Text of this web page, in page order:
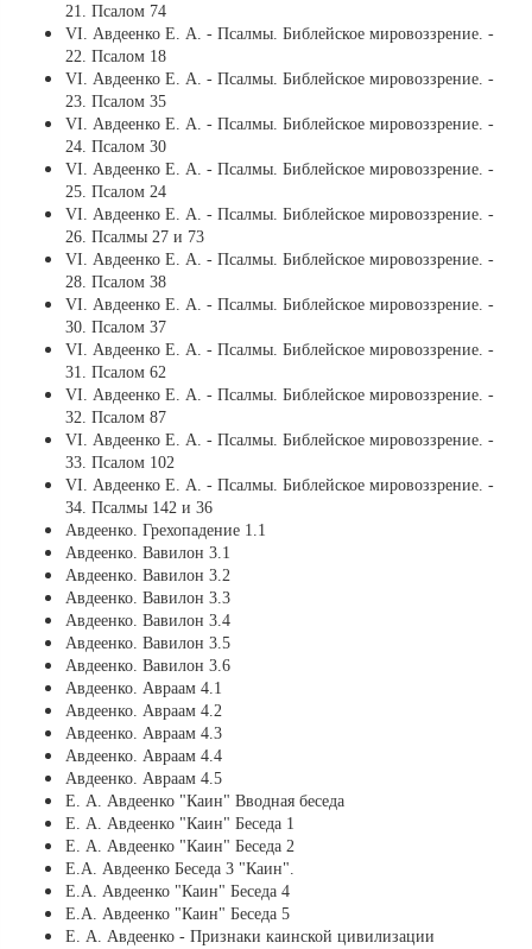
21. Псалом 74
VI. Авдеенко Е. А. - Псалмы. Библейское мировоззрение. -
22. Псалом 18
VI. Авдеенко Е. А. - Псалмы. Библейское мировоззрение. -
23. Псалом 35
VI. Авдеенко Е. А. - Псалмы. Библейское мировоззрение. -
24. Псалом 30
VI. Авдеенко Е. А. - Псалмы. Библейское мировоззрение. -
25. Псалом 24
VI. Авдеенко Е. А. - Псалмы. Библейское мировоззрение. -
26. Псалмы 27 и 73
VI. Авдеенко Е. А. - Псалмы. Библейское мировоззрение. -
28. Псалом 38
VI. Авдеенко Е. А. - Псалмы. Библейское мировоззрение. -
30. Псалом 37
VI. Авдеенко Е. А. - Псалмы. Библейское мировоззрение. -
31. Псалом 62
VI. Авдеенко Е. А. - Псалмы. Библейское мировоззрение. -
32. Псалом 87
VI. Авдеенко Е. А. - Псалмы. Библейское мировоззрение. -
33. Псалом 102
VI. Авдеенко Е. А. - Псалмы. Библейское мировоззрение. -
34. Псалмы 142 и 36
Авдеенко. Грехопадение 1.1
Авдеенко. Вавилон 3.1
Авдеенко. Вавилон 3.2
Авдеенко. Вавилон 3.3
Авдеенко. Вавилон 3.4
Авдеенко. Вавилон 3.5
Авдеенко. Вавилон 3.6
Авдеенко. Авраам 4.1
Авдеенко. Авраам 4.2
Авдеенко. Авраам 4.3
Авдеенко. Авраам 4.4
Авдеенко. Авраам 4.5
Е. А. Авдеенко "Каин" Вводная беседа
Е. А. Авдеенко "Каин" Беседа 1
Е. А. Авдеенко "Каин" Беседа 2
Е.А. Авдеенко Беседа 3 "Каин".
Е.А. Авдеенко "Каин" Беседа 4
Е.А. Авдеенко "Каин" Беседа 5
Е. А. Авдеенко - Признаки каинской цивилизации